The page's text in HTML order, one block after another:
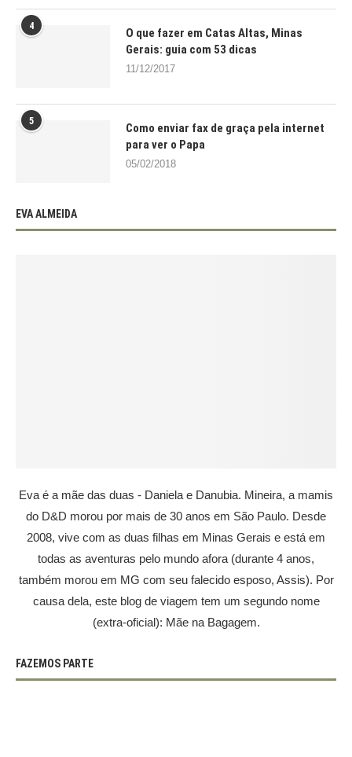
4
O que fazer em Catas Altas, Minas
Gerais: guia com 53 dicas
11/12/2017
5
Como enviar fax de graça pela internet
para ver o Papa
05/02/2018
EVA ALMEIDA
Eva é a mãe das duas - Daniela e Danubia. Mineira, a mamis
do D&D morou por mais de 30 anos em São Paulo. Desde
2008, vive com as duas filhas em Minas Gerais e está em
todas as aventuras pelo mundo afora (durante 4 anos,
também morou em MG com seu falecido esposo, Assis). Por
causa dela, este blog de viagem tem um segundo nome
(extra-oficial): Mãe na Bagagem.
FAZEMOS PARTE